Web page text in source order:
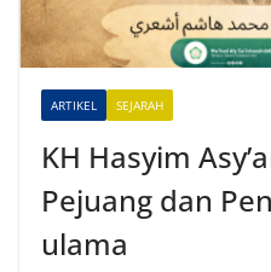
v
ARTIKEL SEJARAH
KH Hasyim
Pejuang dan
ulama